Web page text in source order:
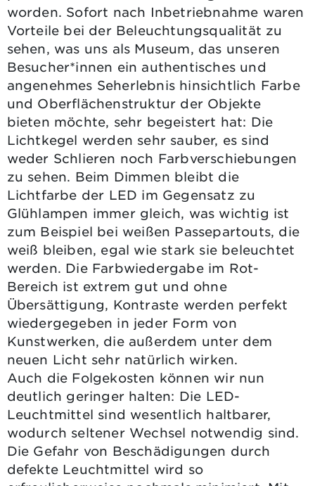
worden. Sofort nach Inbetriebnahme waren
Vorteile bei der Beleuchtungsqualität zu
sehen, was uns als Museum, das unseren
Besucher*innen ein authentisches und
angenehmes Seherlebnis hinsichtlich Farbe
und Oberflächenstruktur der Objekte
bieten möchte, sehr begeistert hat: Die
Lichtkegel werden sehr sauber, es sind
weder Schlieren noch Farbverschiebungen
zu sehen. Beim Dimmen bleibt die
Lichtfarbe der LED im Gegensatz zu
Glühlampen immer gleich, was wichtig ist
zum Beispiel bei weißen Passepartouts, die
weiß bleiben, egal wie stark sie beleuchtet
werden. Die Farbwiedergabe im Rot-
Bereich ist extrem gut und ohne
Übersättigung, Kontraste werden perfekt
wiedergegeben in jeder Form von
Kunstwerken, die außerdem unter dem
neuen Licht sehr natürlich wirken.
Auch die Folgekosten können wir nun
deutlich geringer halten: Die LED-
Leuchtmittel sind wesentlich haltbarer,
wodurch seltener Wechsel notwendig sind.
Die Gefahr von Beschädigungen durch
defekte Leuchtmittel wird so